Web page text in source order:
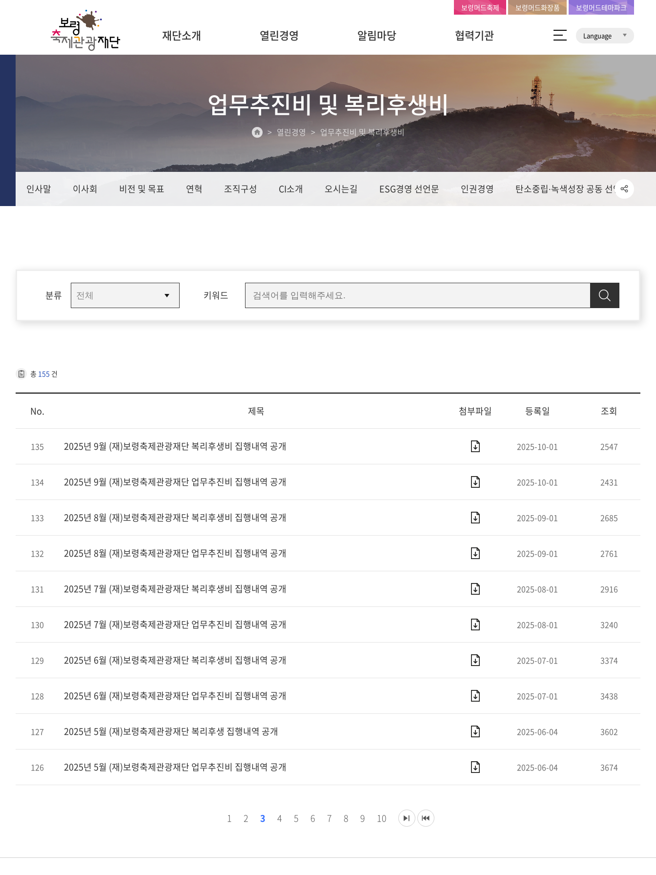
재단소개 열린경영 알림마당 협력기관 Language
보령머드축제 보령머드화장품 보령머드테마파크
업무추진비 및 복리후생비
열린경영 업무추진비 및 복리후생비
인사말 이사회 비전 및 목표 연혁 조직구성 CI소개 오시는길 ESG경영 선언문 인권경영 탄소중립∙녹색성장 공동 선언문
분류 키워드
총 155 건
No. 제목 첨부파일 등록일 조회
135 2025년 9월 (재)보령축제관광재단 복리후생비 집행내역 공개 2025-10-01 2547
134 2025년 9월 (재)보령축제관광재단 업무추진비 집행내역 공개 2025-10-01 2431
133 2025년 8월 (재)보령축제관광재단 복리후생비 집행내역 공개 2025-09-01 2685
132 2025년 8월 (재)보령축제관광재단 업무추진비 집행내역 공개 2025-09-01 2761
131 2025년 7월 (재)보령축제관광재단 복리후생비 집행내역 공개 2025-08-01 2916
130 2025년 7월 (재)보령축제관광재단 업무추진비 집행내역 공개 2025-08-01 3240
129 2025년 6월 (재)보령축제관광재단 복리후생비 집행내역 공개 2025-07-01 3374
128 2025년 6월 (재)보령축제관광재단 업무추진비 집행내역 공개 2025-07-01 3438
127 2025년 5월 (재)보령축제관광재단 복리후생 집행내역 공개 2025-06-04 3602
126 2025년 5월 (재)보령축제관광재단 업무추진비 집행내역 공개 2025-06-04 3674
1 2 3 4 5 6 7 8 9 10